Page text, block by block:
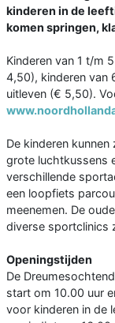
kinderen in de
komen springen,
Kinderen van 1 t/m
4,50), kinderen van
uitleven (€ 5,50).
De kinderen
grote luchtkussens
verschillende
een loopfiets
meenemen. De
diverse sportclinics
Openingstijden
De
start om 10.00 uur
voor kinderen in de